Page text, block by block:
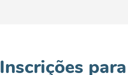
Inscrições